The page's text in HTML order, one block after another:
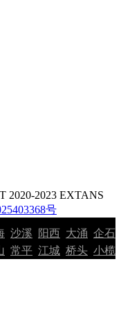
2020-2023 EXTANS
号
沙溪 阳西 大涌 企石
常平 江城 桥头 小榄